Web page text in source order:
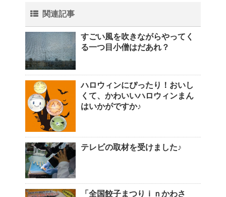
関連記事
すごい風を吹きながらやってく
る一つ目小僧はだあれ？
ハロウィンにぴったり！おいし
くて、かわいいハロウィンまん
はいかがですか♪
テレビの取材を受けました♪
「全国餃子まつりｉｎかわさ